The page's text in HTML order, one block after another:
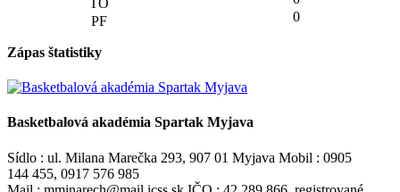
0
Zápas štatistiky
Basketbalová akadémia Spartak Myjava
Sídlo : ul. Milana Marečka 293, 907 01 Myjava Mobil : 0905
144 455, 0917 576 985